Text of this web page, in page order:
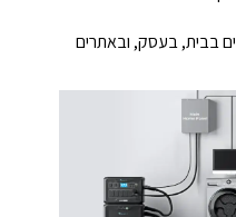
בבית, בעסק, ובאתרים